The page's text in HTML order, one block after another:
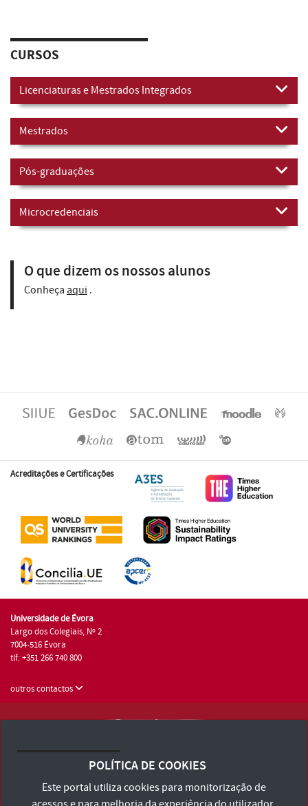
CURSOS
Licenciaturas e Mestrados Integrados
Mestrados
Pós-graduações
Microcredenciais
O que dizem os nossos alunos
Conheça
Largo dos Colegiais, Nº 2
7004-516 Évora
tlf: +351 266 740 800
Consulte os Termos e Condições e Política de Privacidade
Declaração de Acessibilidade
POLÍTICA DE COOKIES
Este portal utiliza cookies para monitorização de